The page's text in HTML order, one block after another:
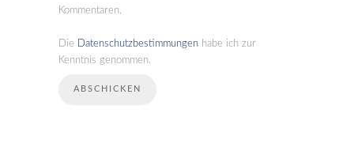
Kommentaren.
Die Datenschutzbestimmungen habe ich zur
Kenntnis genommen.